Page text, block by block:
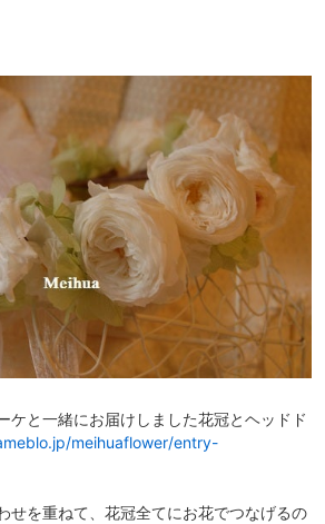
ケと一緒にお届けしました花冠とヘッドド
meihuaflower/entry-
せを重ねて、花冠全てにお花でつなげるの